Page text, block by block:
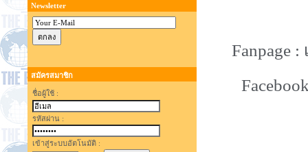
Newsletter
สมัครสมาชิก
ชื่อผู้ใช้ :
รหัสผ่าน :
เข้าสู่ระบบอัตโนมัติ :
Fanpage